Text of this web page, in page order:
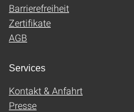
Barrierefreiheit
Zertifikate
AGB
Services
Kontakt & Anfahrt
Presse